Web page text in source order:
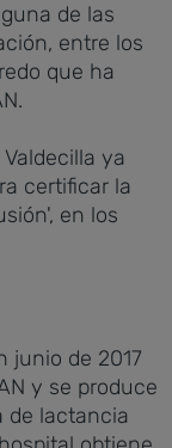
de las
entre los
que ha
ya
certificar la
en los
junio de 2017
y se produce
de lactancia